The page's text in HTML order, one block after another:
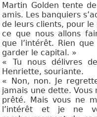
Martin Golden tente
amis. Les banquiers
de leurs clients, pour
ce que nous allons
que l’intérêt. Rien
garder le capital. »
« Tu nous délivres
Henriette, souriante.
« Non, non. Je
jamais une dette. Vous
prêté. Mais vous ne
l’intérêt et je ne